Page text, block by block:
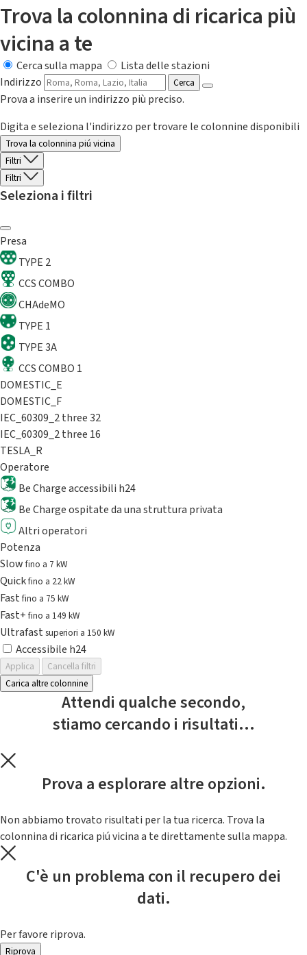
Trova la colonnina di ricarica più
vicina a te
Cerca sulla mappa
Lista delle stazioni
Indirizzo
Cerca
Prova a inserire un indirizzo più preciso.
Digita e seleziona l'indirizzo per trovare le colonnine disponibili
Trova la colonnina piú vicina
Filtri
Filtri
Seleziona i filtri
Presa
TYPE 2
CCS COMBO
CHAdeMO
TYPE 1
TYPE 3A
CCS COMBO 1
DOMESTIC_E
DOMESTIC_F
IEC_60309_2 three 32
IEC_60309_2 three 16
TESLA_R
Operatore
Be Charge accessibili h24
Be Charge ospitate da una struttura privata
Altri operatori
Potenza
Slowfino a 7 kW
Quickfino a 22 kW
Fastfino a 75 kW
Fast+fino a 149 kW
Ultrafast superiori a 150 kW
Accessibile h24
Applica
Cancella filtri
Carica altre colonnine
Attendi qualche secondo,
stiamo cercando i risultati...
Prova a esplorare altre opzioni.
Non abbiamo trovato risultati per la tua ricerca. Trova la
colonnina di ricarica piú vicina a te direttamente sulla mappa.
C'è un problema con il recupero dei
dati.
Per favore riprova.
Riprova